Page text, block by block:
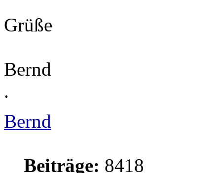
Grüße
Bernd
.
Bernd
Beiträge: 8418